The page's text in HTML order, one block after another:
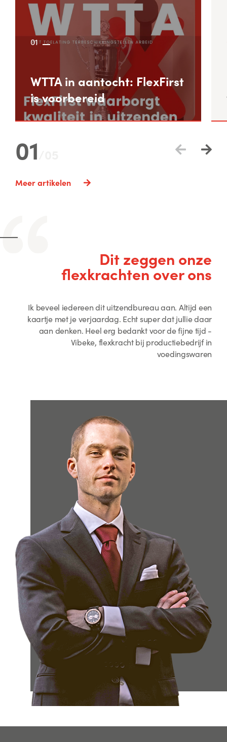
01
Meer artikelen
01
WTTA in aantocht: FlexFirst
is voorbereid
Dit zeggen onze
flexkrachten over ons
Ik beveel iedereen dit uitzendbureau aan. Altijd een
kaartje met je verjaardag. Echt super dat jullie daar
aan denken. Heel erg bedankt voor de fijne tijd -
Vibeke, flexkracht bij productiebedrijf in
voedingswaren